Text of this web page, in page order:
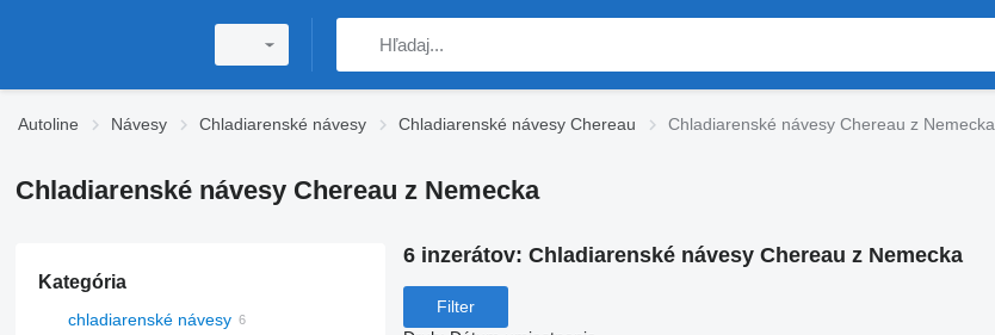
Autoline Návesy Chladiarenské návesy Chladiarenské návesy Chereau Chladiarenské návesy Chereau z Nemecka
Chladiarenské návesy Chereau z Nemecka
Kategória
chladiarenské návesy
6 inzerátov: Chladiarenské návesy Chereau z Nemecka
Filter